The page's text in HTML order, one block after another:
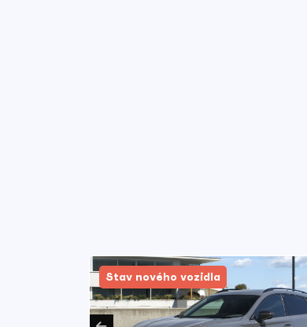
Stav nového vozidla